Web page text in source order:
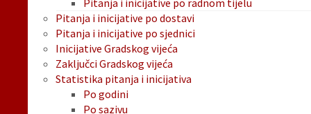
Pitanja i inicijative po radnom tijelu
Pitanja i inicijative po dostavi
Pitanja i inicijative po sjednici
Inicijative Gradskog vijeća
Zaključci Gradskog vijeća
Statistika pitanja i inicijativa
Po godini
Po sazivu